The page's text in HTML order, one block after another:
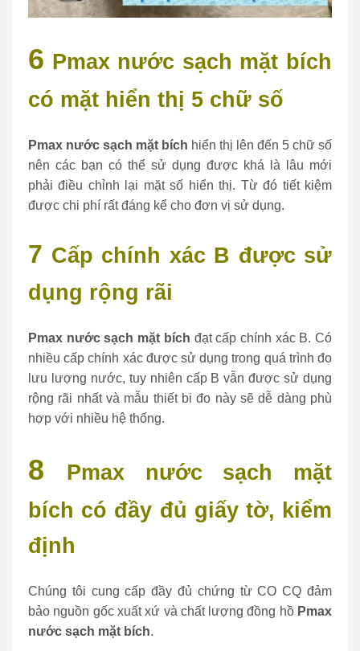
6 Pmax nước sạch mặt bích
có mặt hiển thị 5 chữ số
Pmax nước sạch mặt bích hiển thị lên đến 5 chữ số
nên các bạn có thể sử dụng được khá là lâu mới
phải điều chỉnh lại mặt số hiển thị. Từ đó tiết kiệm
được chi phí rất đáng kể cho đơn vị sử dụng.
7 Cấp chính xác B được sử
dụng rộng rãi
Pmax nước sạch mặt bích đạt cấp chính xác B. Có
nhiều cấp chính xác được sử dụng trong quá trình đo
lưu lượng nước, tuy nhiên cấp B vẫn được sử dụng
rộng rãi nhất và mẫu thiết bi đo này sẽ dễ dàng phù
hợp với nhiều hệ thống.
8
Pmax nước sạch mặt
bích có đầy đủ giấy tờ, kiểm
định
Chúng tôi cung cấp đầy đủ chứng từ CO CQ đảm
bảo nguồn gốc xuất xứ và chất lượng đồng hồ Pmax
nước sạch mặt bích.